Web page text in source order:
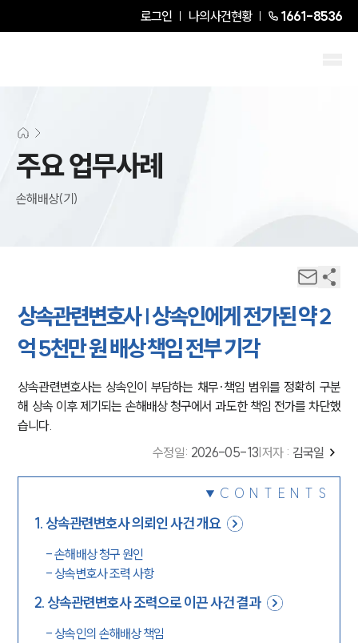
로그인 나의사건현황 1661-8536
주요 업무사례
손해배상(기)
상속관련변호사 | 상속인에게 전가된 약 2
억 5천만 원 배상 책임 전부 기각
상속관련변호사는 상속인이 부담하는 채무·책임 범위를 정확히 구분
해 상속 이후 제기되는 손해배상 청구에서 과도한 책임 전가를 차단했
습니다.
수정일: 2026-05-13 저자 : 김국일
CONTENTS
1. 상속관련변호사 의뢰인 사건 개요
-손해배상 청구 원인
- 상속변호사 조력 사항
2. 상속관련변호사 조력으로 이끈 사건 결과
- 상속인의 손해배상 책임